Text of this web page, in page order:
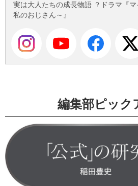
実は大人たちの成長物語 ？ドラマ『
私のおじさん～』
編集部ピック